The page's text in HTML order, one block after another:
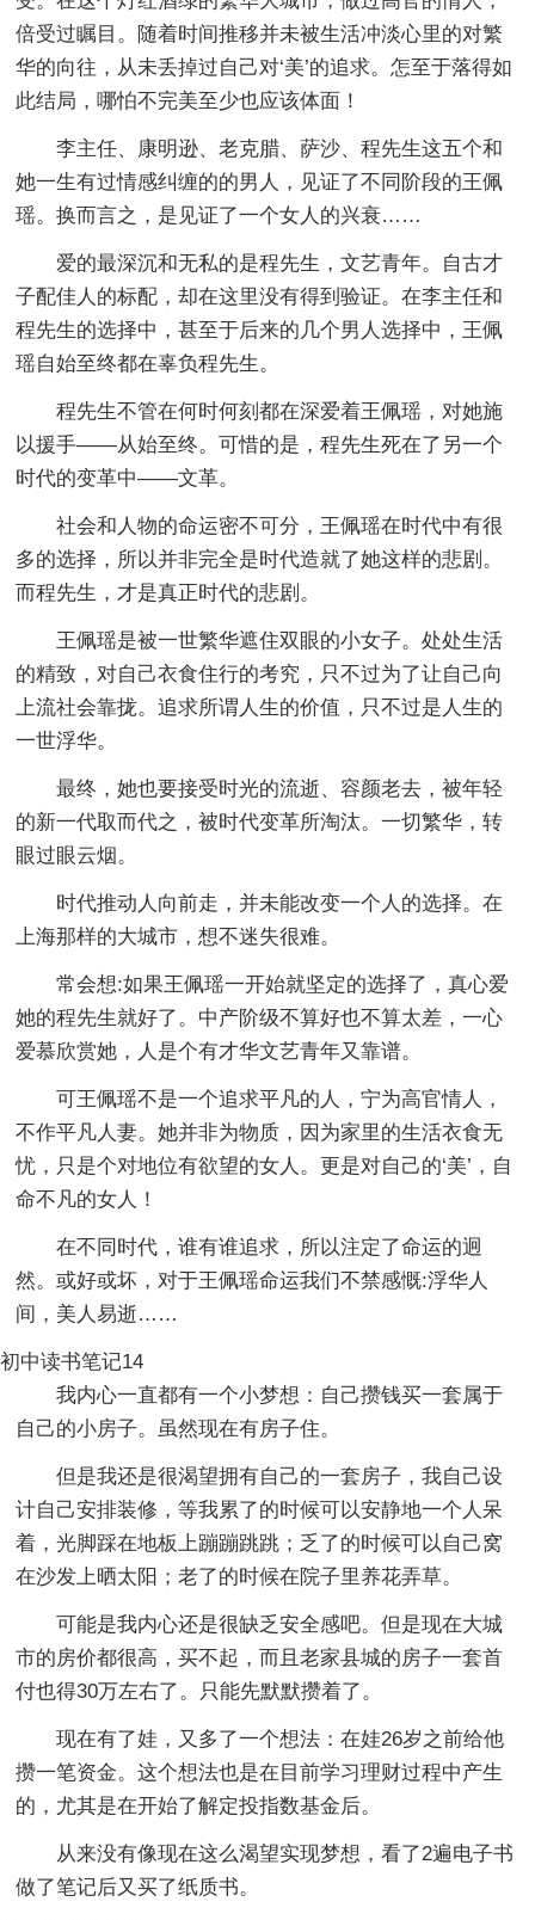
倍受过瞩目。随着时间推移并未被生活冲淡心里的对繁
华的向往，从未丢掉过自己对‘美’的追求。怎至于落得如
此结局，哪怕不完美至少也应该体面！
李主任、康明逊、老克腊、萨沙、程先生这五个和
她一生有过情感纠缠的的男人，见证了不同阶段的王佩
瑶。换而言之，是见证了一个女人的兴衰……
爱的最深沉和无私的是程先生，文艺青年。自古才
子配佳人的标配，却在这里没有得到验证。在李主任和
程先生的选择中，甚至于后来的几个男人选择中，王佩
瑶自始至终都在辜负程先生。
程先生不管在何时何刻都在深爱着王佩瑶，对她施
以援手——从始至终。可惜的是，程先生死在了另一个
时代的变革中——文革。
社会和人物的命运密不可分，王佩瑶在时代中有很
多的选择，所以并非完全是时代造就了她这样的悲剧。
而程先生，才是真正时代的悲剧。
王佩瑶是被一世繁华遮住双眼的小女子。处处生活
的精致，对自己衣食住行的考究，只不过为了让自己向
上流社会靠拢。追求所谓人生的价值，只不过是人生的
一世浮华。
最终，她也要接受时光的流逝、容颜老去，被年轻
的新一代取而代之，被时代变革所淘汰。一切繁华，转
眼过眼云烟。
时代推动人向前走，并未能改变一个人的选择。在
上海那样的大城市，想不迷失很难。
常会想:如果王佩瑶一开始就坚定的选择了，真心爱
她的程先生就好了。中产阶级不算好也不算太差，一心
爱慕欣赏她，人是个有才华文艺青年又靠谱。
可王佩瑶不是一个追求平凡的人，宁为高官情人，
不作平凡人妻。她并非为物质，因为家里的生活衣食无
忧，只是个对地位有欲望的女人。更是对自己的‘美’，自
命不凡的女人！
在不同时代，谁有谁追求，所以注定了命运的迥
然。或好或坏，对于王佩瑶命运我们不禁感慨:浮华人
间，美人易逝……
初中读书笔记14
我内心一直都有一个小梦想：自己攒钱买一套属于
自己的小房子。虽然现在有房子住。
但是我还是很渴望拥有自己的一套房子，我自己设
计自己安排装修，等我累了的时候可以安静地一个人呆
着，光脚踩在地板上蹦蹦跳跳；乏了的时候可以自己窝
在沙发上晒太阳；老了的时候在院子里养花弄草。
可能是我内心还是很缺乏安全感吧。但是现在大城
市的房价都很高，买不起，而且老家县城的房子一套首
付也得30万左右了。只能先默默攒着了。
现在有了娃，又多了一个想法：在娃26岁之前给他
攒一笔资金。这个想法也是在目前学习理财过程中产生
的，尤其是在开始了解定投指数基金后。
从来没有像现在这么渴望实现梦想，看了2遍电子书
做了笔记后又买了纸质书。